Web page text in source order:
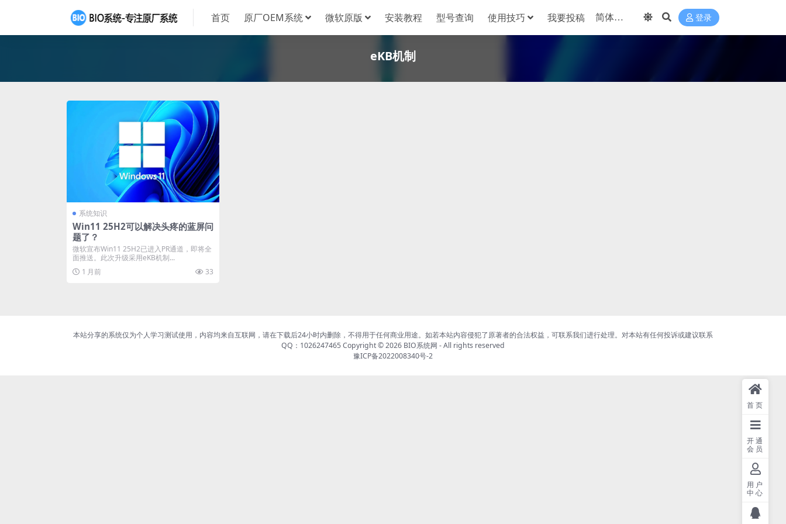
首页 原厂OEM系统 微软原版 安装教程 型号查询 使用技巧 我要投稿 登录
eKB机制
系统知识
Win11 25H2可以解决头疼的蓝屏问
题了？
微软宣布Win11 25H2已进入PR通道，即将全
面推送。此次升级采用eKB机制...
1 月前
33
本站分享的系统仅为个人学习测试使用，内容均来自互联网，请在下载后24小时内删除，不得用于任何商业用途。如若本站内容侵犯了原著者的合法权益，可联系我们进行处理。对本站有任何投诉或建议联系
QQ：1026247465 Copyright © 2026 BIO系统网 - All rights reserved
豫ICP备2022008340号-2
首页
开通
会员
用户
中心